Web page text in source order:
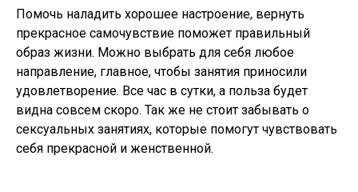
Помочь наладить хорошее настроение, вернуть
прекрасное самочувствие поможет правильный
образ жизни. Можно выбрать для себя любое
направление, главное, чтобы занятия приносили
удовлетворение. Все час в сутки, а польза будет
видна совсем скоро. Так же не стоит забывать о
сексуальных занятиях, которые помогут чувствовать
себя прекрасной и женственной.